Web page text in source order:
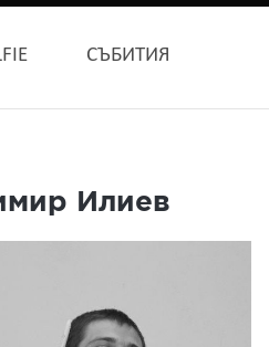
СЪБИТИЯ
Илиев